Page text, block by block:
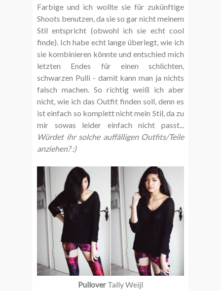
Farbige und ich wollte sie für zukünftige
Shoots benutzen, da sie so gar nicht meinem
Stil entspricht (obwohl ich sie echt cool
finde). Ich habe echt lange überlegt, wie ich
sie kombinieren könnte und entschied mich
letzten Endes für einen schlichten,
schwarzen Pulli - damit kann man ja nichts
falsch machen. So richtig weiß ich aber
nicht, wie ich das Outfit finden soll, denn es
ist einfach so komplett nicht mein Stil, da zu
mir sowas leider einfach nicht passt...
Würdet ihr solche auffälligen Outfits/Teile
anziehen? :)
Pullover Tally Weijl